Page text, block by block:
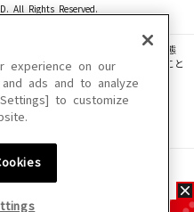
All Rights Reserved.
・写真・動画・音声等を、手段や形態
で複製、転載、ファイル化などすること
だけない場合があります。
になる場合があります。
experience on our
ads and to analyze
to customize